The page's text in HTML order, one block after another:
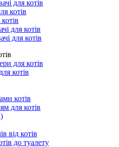
для котів
котів
для котів
для котів
для котів
котів
котів
для котів
від котів
до туалету